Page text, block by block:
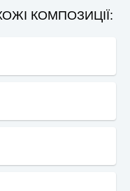
КОМПОЗИЦІЇ: